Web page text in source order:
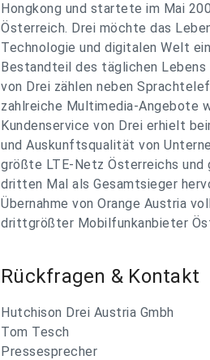
Hongkong und startete im Mai
Österreich. Drei möchte das
Technologie und digitalen Welt
Bestandteil des täglichen
von Drei zählen neben
zahlreiche Multimedia-Angebote
Kundenservice von Drei erhielt
und Auskunftsqualität von
größte LTE-Netz Österreichs und
dritten Mal als Gesamtsieger
Übernahme von Orange Austria
drittgrößter Mobilfunkanbieter
Rückfragen & Kontakt
Hutchison Drei Austria Gmbh
Tom Tesch
Pressesprecher